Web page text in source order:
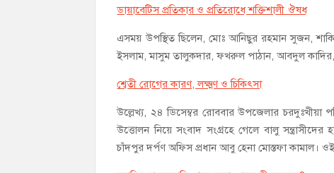
ডায়াবেটিস প্রতিকার ও প্রতিরোধে শক্তিশালী ঔষধ
এসময় উপস্থিত ছিলেন, মোঃ আনিছুর রহমান সুজন,
ইসলাম, মাসুম তালুকদার, ফখরুল পাঠান, আবদুল
শ্বেতী রোগের কারণ, লক্ষ্মণ ও চিকিৎসা
উল্লেখ্য, ২৪ ডিসেম্বর রোববার উপজেলার চরদুঃখীয়া
উত্তোলন নিয়ে সংবাদ সংগ্রহে গেলে বালু
চাঁদপুর দর্পণ অফিস প্রধান আবু হেনা মোস্তফা কামাল। ওই